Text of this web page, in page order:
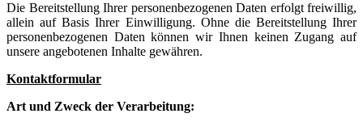
Die Bereitstellung Ihrer personenbezogenen Daten erfolgt freiwillig,
allein auf Basis Ihrer Einwilligung. Ohne die Bereitstellung Ihrer
personenbezogenen Daten können wir Ihnen keinen Zugang auf
unsere angebotenen Inhalte gewähren.
Kontaktformular
Art und Zweck der Verarbeitung: